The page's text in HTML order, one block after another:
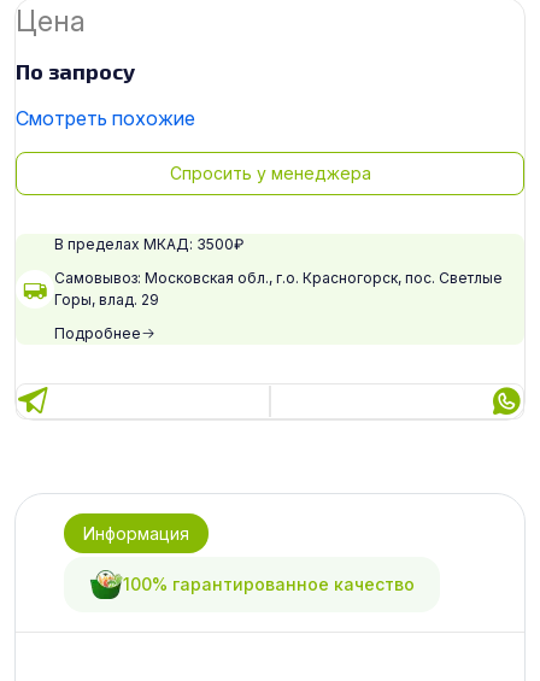
Цена
По запросу
Смотреть похожие
Спросить у менеджера
В пределах МКАД: 3500₽
Самовывоз: Московская обл., г.о. Красногорск, пос. Светлые
Горы, влад. 29
Подробнее
Информация
100% гарантированное качество